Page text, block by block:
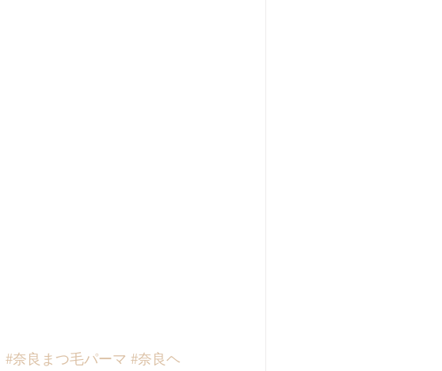
#奈良まつ毛パーマ #奈良ヘ